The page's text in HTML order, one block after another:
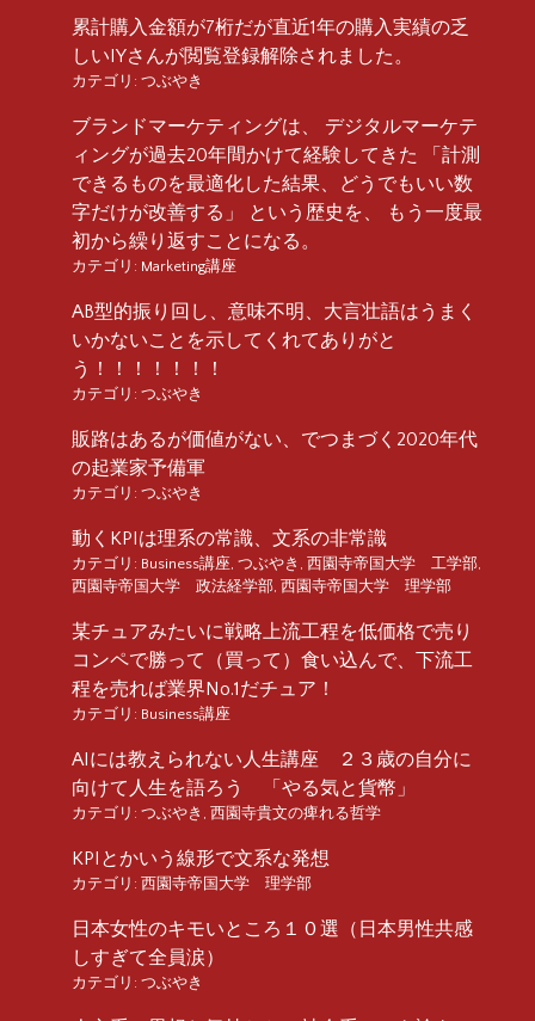
累計購入金額が7桁だが直近1年の購入実績の乏
しいIYさんが閲覧登録解除されました。
カテゴリ: つぶやき
ブランドマーケティングは、 デジタルマーケテ
ィングが過去20年間かけて経験してきた 「計測
できるものを最適化した結果、どうでもいい数
字だけが改善する」 という歴史を、 もう一度最
初から繰り返すことになる。
カテゴリ: Marketing講座
AB型的振り回し、意味不明、大言壮語はうまく
いかないことを示してくれてありがと
う！！！！！！！
カテゴリ: つぶやき
販路はあるが価値がない、でつまづく2020年代
の起業家予備軍
カテゴリ: つぶやき
動くKPIは理系の常識、文系の非常識
カテゴリ: Business講座 つぶやき 西園寺帝国大学 工学部
西園寺帝国大学 政法経学部 西園寺帝国大学 理学部
某チュアみたいに戦略上流工程を低価格で売り
コンペで勝って（買って）食い込んで、下流工
程を売れば業界No.1だチュア！
カテゴリ: Business講座
AIには教えられない人生講座 ２３歳の自分に
向けて人生を語ろう 「やる気と貨幣」
カテゴリ: つぶやき 西園寺貴文の痺れる哲学
KPIとかいう線形で文系な発想
カテゴリ: 西園寺帝国大学 理学部
日本女性のキモいところ１０選（日本男性共感
しすぎて全員涙）
カテゴリ: つぶやき